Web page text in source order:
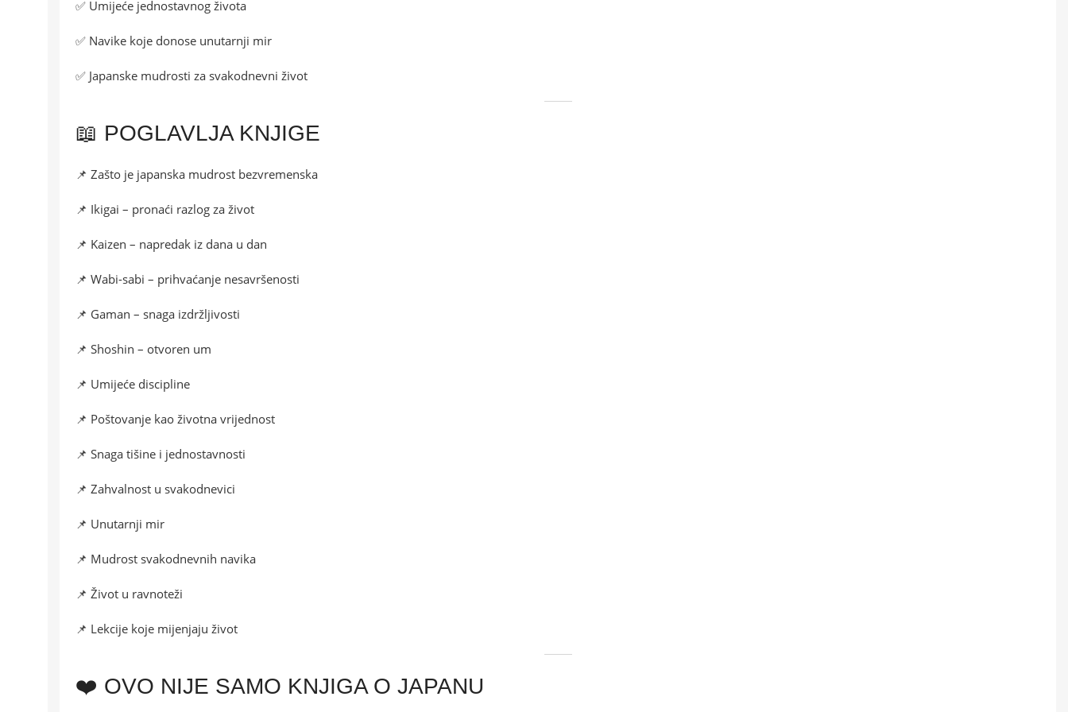
✅ Umijeće jednostavnog života
✅ Navike koje donose unutarnji mir
✅ Japanske mudrosti za svakodnevni život
📖 POGLAVLJA KNJIGE
📌 Zašto je japanska mudrost bezvremenska
📌 Ikigai – pronaći razlog za život
📌 Kaizen – napredak iz dana u dan
📌 Wabi-sabi – prihvaćanje nesavršenosti
📌 Gaman – snaga izdržljivosti
📌 Shoshin – otvoren um
📌 Umijeće discipline
📌 Poštovanje kao životna vrijednost
📌 Snaga tišine i jednostavnosti
📌 Zahvalnost u svakodnevici
📌 Unutarnji mir
📌 Mudrost svakodnevnih navika
📌 Život u ravnoteži
📌 Lekcije koje mijenjaju život
❤️ OVO NIJE SAMO KNJIGA O JAPANU